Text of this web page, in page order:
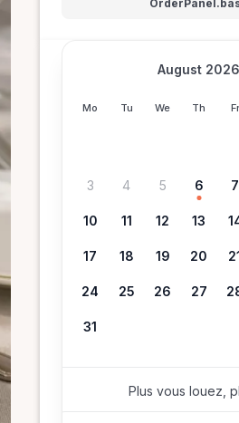
Mo Tu We Th Fr
August 2026
3 4 5 6 7
10 11 12 13
17 18 19 20
24 25 26 27
31
Plus vous louez,